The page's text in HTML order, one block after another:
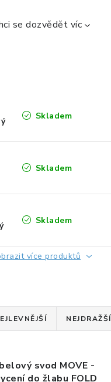
se dozvědět víc
Skladem
Skladem
Skladem
více produktů
NEJDRAŽŠÍ
svod MOVE -
do žlabu FOLD